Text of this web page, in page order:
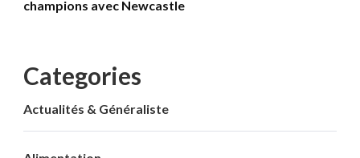
champions avec Newcastle
Categories
Actualités & Généraliste